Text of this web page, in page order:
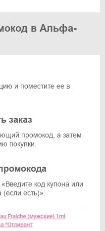
в Альфа-
и поместите ее в
заказ
промокод, а затем
покупки.
код купона или
есть)».